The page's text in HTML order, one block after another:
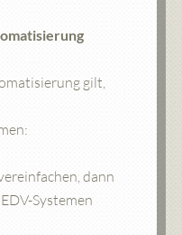
gilt,
dann
Systemen